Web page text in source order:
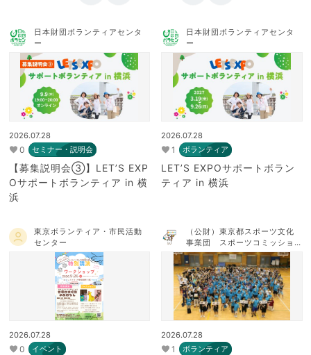
日本財団ボランティアセンタ
ー
2026.07.28
0 セミナー・説明会
【募集説明会③】LET’S EXP
Oサポートボランティア in 横
浜
日本財団ボランティアセンタ
ー
2026.07.28
1 ボランティア
LET’S EXPOサポートボラン
ティア in 横浜
東京ボランティア・市民活動
センター
2026.07.28
0 イベント
（公財）東京都スポーツ文化
事業団 スポーツコミッショ
ンTOKYO
2026.07.28
1 ボランティア